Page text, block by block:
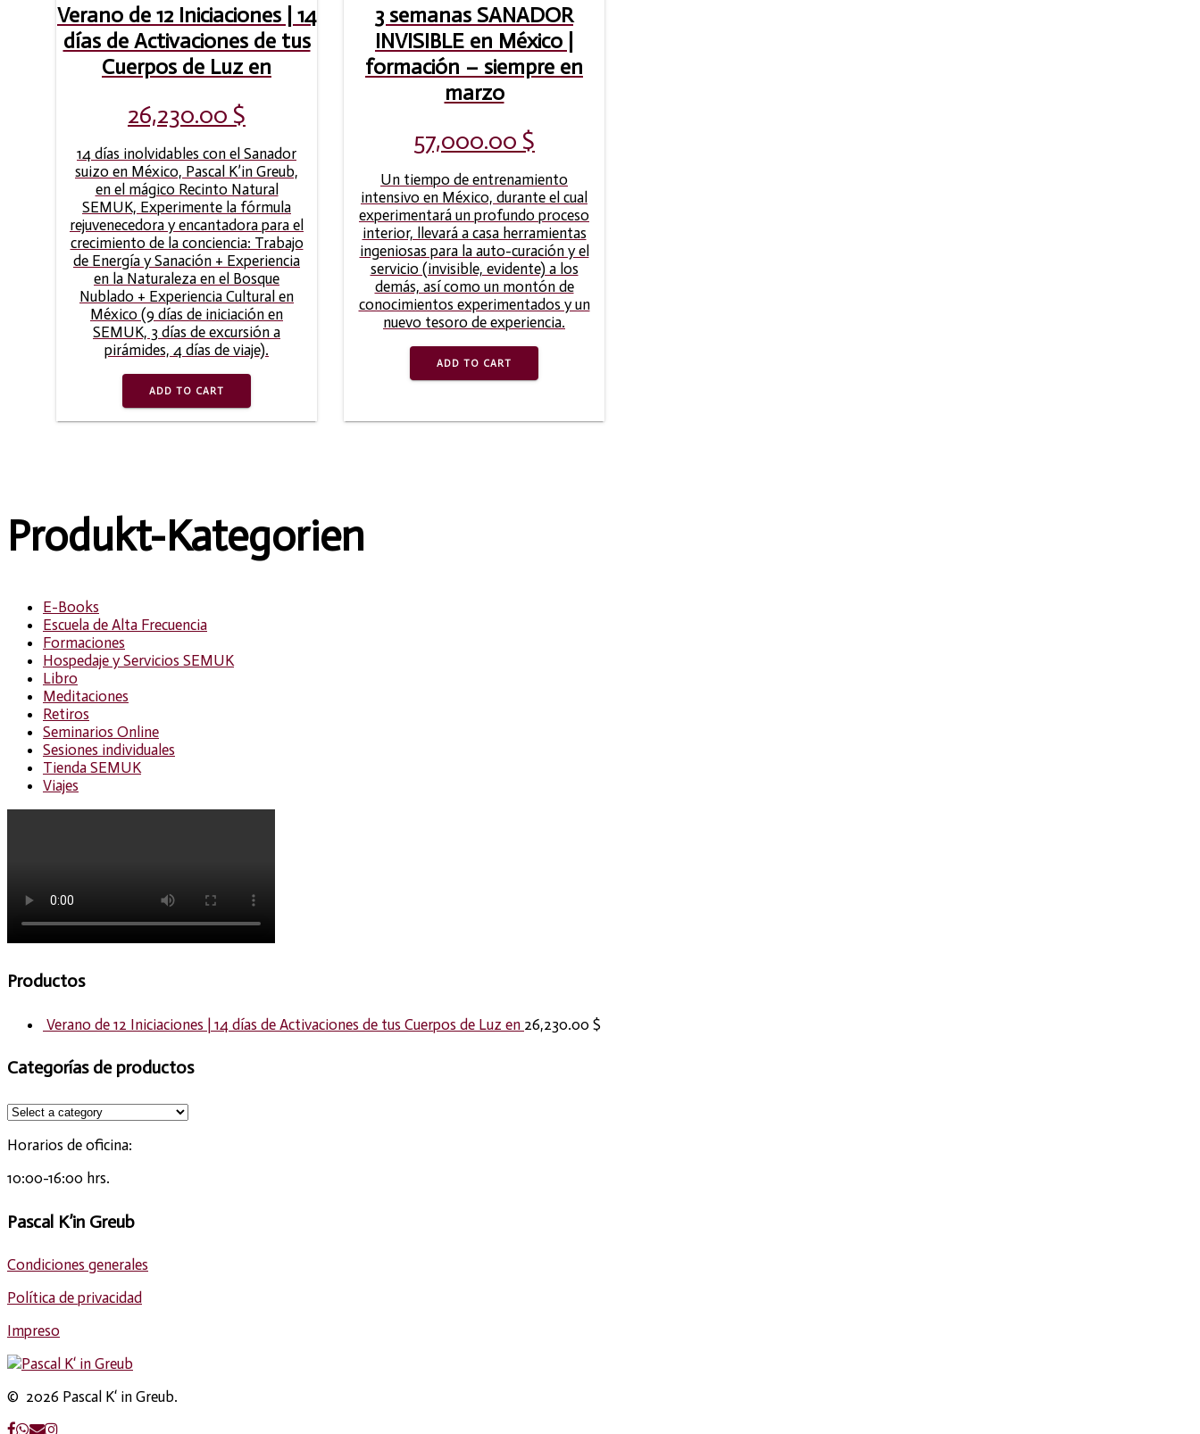
Verano de 12 Iniciaciones | 14
días de Activaciones de tus
Cuerpos de Luz en
26,230.00 $
14 días inolvidables con el Sanador
suizo en México, Pascal K’in Greub,
en el mágico Recinto Natural
SEMUK, Experimente la fórmula
rejuvenecedora y encantadora para el
crecimiento de la conciencia: Trabajo
de Energía y Sanación + Experiencia
en la Naturaleza en el Bosque
Nublado + Experiencia Cultural en
México (9 días de iniciación en
SEMUK, 3 días de excursión a
pirámides, 4 días de viaje).
ADD TO CART
3 semanas SANADOR
INVISIBLE en México |
formación – siempre en
marzo
57,000.00 $
Un tiempo de entrenamiento
intensivo en México, durante el cual
experimentará un profundo proceso
interior, llevará a casa herramientas
ingeniosas para la auto-curación y el
servicio (invisible, evidente) a los
demás, así como un montón de
conocimientos experimentados y un
nuevo tesoro de experiencia.
ADD TO CART
Produkt-Kategorien
E-Books
Escuela de Alta Frecuencia
Formaciones
Hospedaje y Servicios SEMUK
Libro
Meditaciones
Retiros
Seminarios Online
Sesiones individuales
Tienda SEMUK
Viajes
Productos
Verano de 12 Iniciaciones | 14 días de Activaciones de tus Cuerpos de Luz en 26,230.00 $
Categorías de productos
Horarios de oficina:
10:00-16:00 hrs.
Pascal K’in Greub
Condiciones generales
Política de privacidad
Impreso
© 2026 Pascal K‘ in Greub.